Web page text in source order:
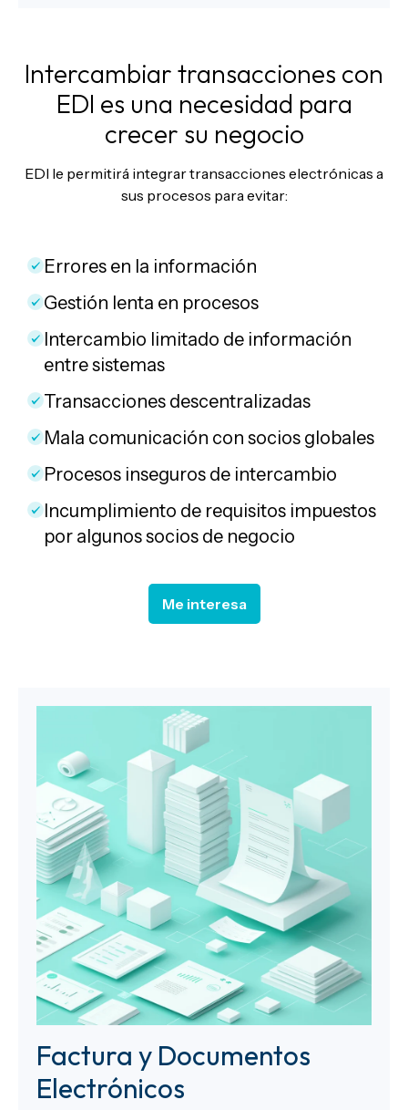
Intercambiar transacciones con
EDI es una necesidad para
crecer su negocio
EDI le permitirá integrar transacciones electrónicas a
sus procesos para evitar:
Errores en la información
Gestión lenta en procesos
Intercambio limitado de información
entre sistemas
Transacciones descentralizadas
Mala comunicación con socios globales
Procesos inseguros de intercambio
Incumplimiento de requisitos impuestos
por algunos socios de negocio
Me interesa
Factura y Documentos
Electrónicos